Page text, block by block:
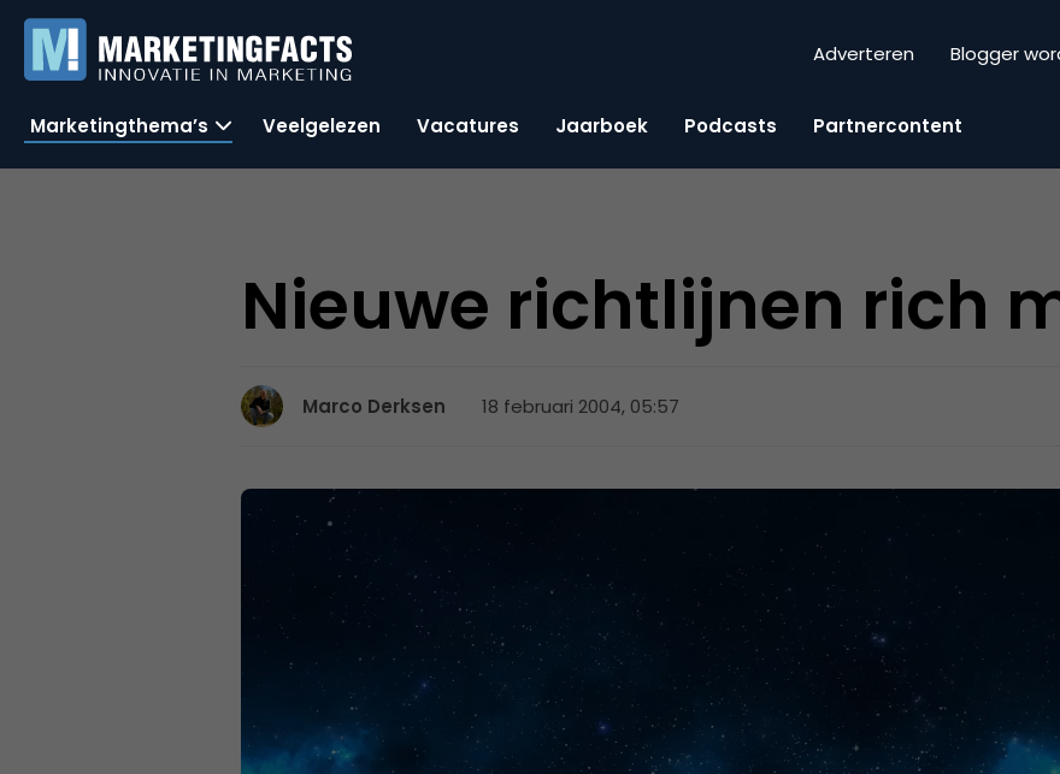
Adverteren Blogger
Marketingthema’s Veelgelezen Vacatures Jaarboek Podcasts Partnercontent
Nieuwe richtlijnen rich
Marco Derksen 18 februari 2004, 05:57